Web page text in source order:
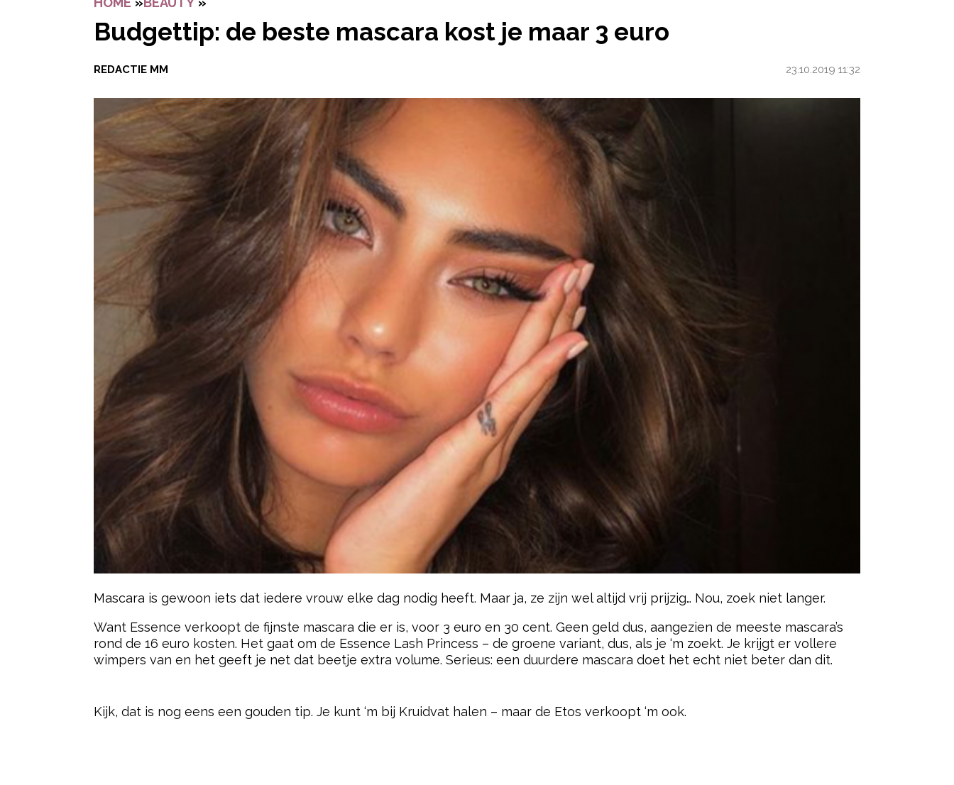
Budgettip: de beste mascara kost je maar 3 euro
REDACTIE MM 23.10.2019 11:32
Mascara is gewoon iets dat iedere vrouw elke dag nodig heeft. Maar ja, ze zijn wel altijd vrij prijzig… Nou, zoek niet langer.
Want Essence verkoopt de fijnste mascara die er is, voor 3 euro en 30 cent. Geen geld dus, aangezien de meeste mascara’s
rond de 16 euro kosten. Het gaat om de Essence Lash Princess – de groene variant, dus, als je ‘m zoekt. Je krijgt er vollere
wimpers van en het geeft je net dat beetje extra volume. Serieus: een duurdere mascara doet het echt niet beter dan dit.
Kijk, dat is nog eens een gouden tip. Je kunt ‘m bij Kruidvat halen – maar de Etos verkoopt ‘m ook.